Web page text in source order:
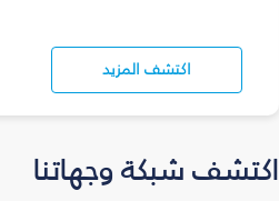
اكتشف المزيد
اكتشف شبكة وجهاتنا